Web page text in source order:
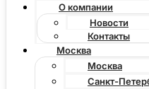
О компании
Новости
Контакты
Москва
Москва
Санкт-